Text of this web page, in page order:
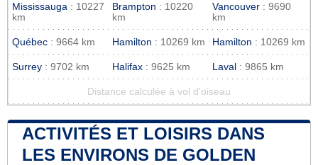
Mississauga : 10227
km
Brampton : 10220
km
Vancouver : 9690
km
Québec : 9664 km Hamilton : 10269 km Hamilton : 10269 km
Surrey : 9702 km Halifax : 9625 km Laval : 9865 km
Distance calculée à vol d'oiseau
ACTIVITÉS ET LOISIRS DANS
LES ENVIRONS DE GOLDEN